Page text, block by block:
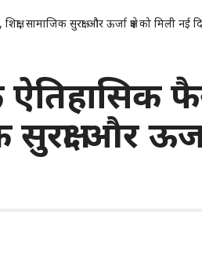
सामाजिक सुरक्षा और ऊर्जा क्षेत्र को मिली नई
ऐतिहासिक
और ऊर्जा